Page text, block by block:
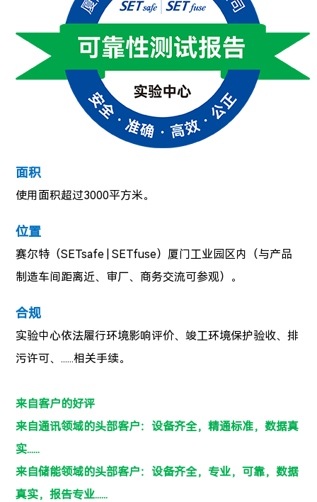
面积
使用面积超过3000平方米。
位置
赛尔特 （SETsafe | SETfuse） 厦门工业园区内（与产品
制造车间距离近、审厂、商务交流可参观）。
合规
实验中心依法履行环境影响评价、竣工环境保护验收、排
污许可、......相关手续。
来自客户的好评
来自通讯领域的头部客户：设备齐全，精通标准，数据真
实......
来自储能领域的头部客户：设备齐全，专业，可靠，数据
真实，报告专业......